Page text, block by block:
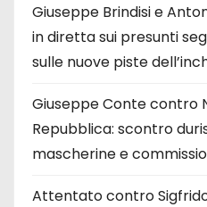
Giuseppe Brindisi e
in diretta sui presunti
sulle nuove piste
Giuseppe Conte contro
Repubblica: scontro
mascherine e
Attentato contro